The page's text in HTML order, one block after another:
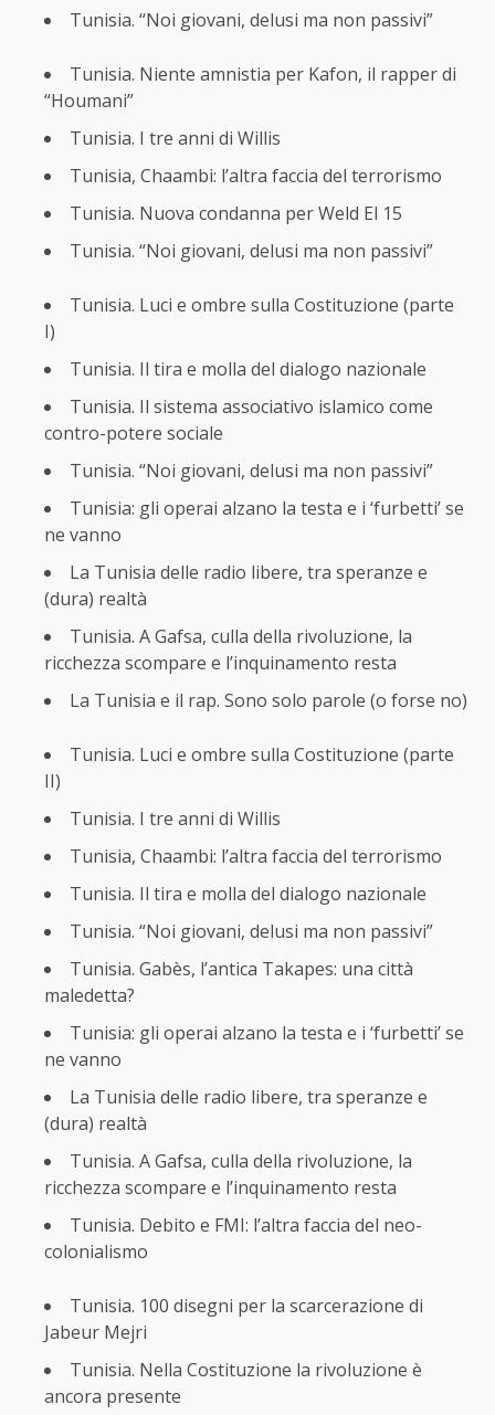
Tunisia. “Noi giovani, delusi ma non passivi”
Tunisia. Niente amnistia per Kafon, il rapper di
“Houmani”
Tunisia. I tre anni di Willis
Tunisia, Chaambi: l’altra faccia del terrorismo
Tunisia. Nuova condanna per Weld El 15
Tunisia. “Noi giovani, delusi ma non passivi”
Tunisia. Luci e ombre sulla Costituzione (parte
I)
Tunisia. Il tira e molla del dialogo nazionale
Tunisia. Il sistema associativo islamico come
contro-potere sociale
Tunisia. “Noi giovani, delusi ma non passivi”
Tunisia: gli operai alzano la testa e i ‘furbetti’ se
ne vanno
La Tunisia delle radio libere, tra speranze e
(dura) realtà
Tunisia. A Gafsa, culla della rivoluzione, la
ricchezza scompare e l’inquinamento resta
La Tunisia e il rap. Sono solo parole (o forse no)
Tunisia. Luci e ombre sulla Costituzione (parte
II)
Tunisia. I tre anni di Willis
Tunisia, Chaambi: l’altra faccia del terrorismo
Tunisia. Il tira e molla del dialogo nazionale
Tunisia. “Noi giovani, delusi ma non passivi”
Tunisia. Gabès, l’antica Takapes: una città
maledetta?
Tunisia: gli operai alzano la testa e i ‘furbetti’ se
ne vanno
La Tunisia delle radio libere, tra speranze e
(dura) realtà
Tunisia. A Gafsa, culla della rivoluzione, la
ricchezza scompare e l’inquinamento resta
Tunisia. Debito e FMI: l’altra faccia del neo-
colonialismo
Tunisia. 100 disegni per la scarcerazione di
Jabeur Mejri
Tunisia. Nella Costituzione la rivoluzione è
ancora presente